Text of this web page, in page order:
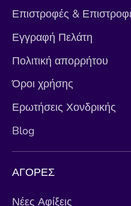
Επιστροφές &
Εγγραφή Πελάτη
Πολιτική απορρήτου
Όροι χρήσης
Ερωτήσεις Χονδρικής
Blog
ΑΓΟΡΕΣ
Νέες Αφίξεις